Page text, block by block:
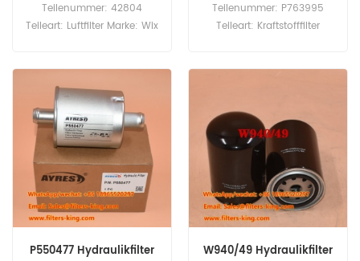
Teilenummer: 42804
Teileart: Luftfilter Marke: Wix
Querverweis 400504-00181
Verwendung für Doosan
DL300-5 DL350-5 G145
G170 G190 G190A G235
G260 G500 G600.
Teilenummer: P763995
Teileart: Kraftstofffilter
84480523 Verwendung für
Case IH 330B 8010 8120
9010 9120.
P550477 Hydraulikfilter
W940/49 Hydraulikfilter